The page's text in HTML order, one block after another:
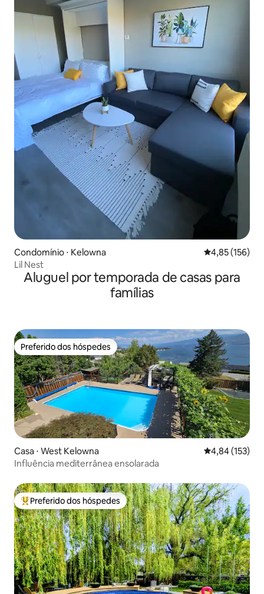
Condomínio ⋅ Kelowna 4,85 de uma
4,85 (156)
Lil Nest
Aluguel por temporada de casas para
famílias
Preferido dos hóspedes
Preferido dos hóspedes
Casa ⋅ West Kelowna 4,84 de uma
4,84 (153)
Influência mediterrânea ensolarada
Entre os melhores preferidos dos hóspedes
Preferido dos hóspedes